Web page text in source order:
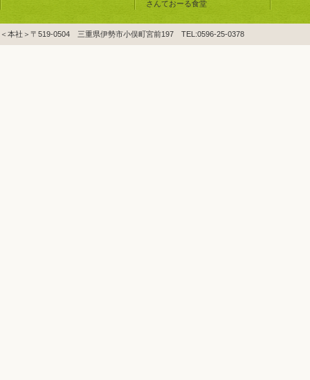
さんておーる食堂
＜本社＞〒519-0504 三重県伊勢市小俣町宮前197 TEL:0596-25-0378